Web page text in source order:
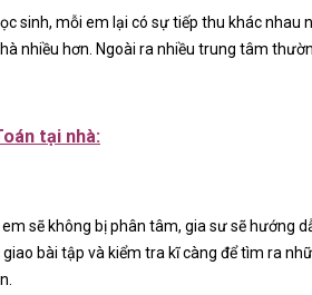
sinh, mỗi em lại có sự tiếp thu khác nhau
nhiều hơn. Ngoài ra nhiều trung tâm
tại nhà:
sẽ không bị phân tâm, gia sư sẽ hướng
bài tập và kiểm tra kĩ càng để tìm ra